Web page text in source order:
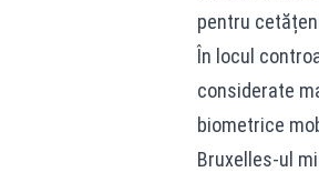
pentru
În locul
considerate
biometrice
Bruxelles-ul